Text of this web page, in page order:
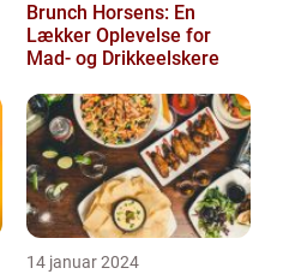
Brunch Horsens: En
Lækker Oplevelse for
Mad- og Drikkeelskere
14 januar 2024